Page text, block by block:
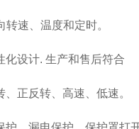
速、温度和定时。
化设计. 生产和售后符合
正反转、高速、低速。